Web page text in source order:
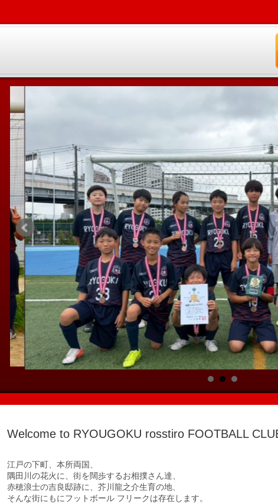
Welcome to RYOUGOKU rosstiro FOOTBALL
江戸の下町、本所両国、
隅田川の花火に、街を闊歩するお相撲さん達、
赤穂浪士の吉良邸跡に、芥川龍之介生育の地、
そんな街にもにフットボール フリークは存在します。